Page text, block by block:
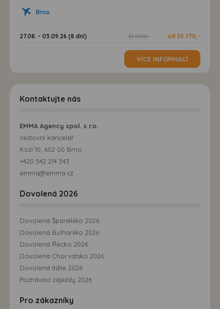
Brno
27.08. - 03.09.26 (8 dní) 31 990,- od 25 770,-
VÍCE INFORMACÍ
Kontaktujte nás
EMMA Agency spol. s r.o.
cestovní kancelář
Kozí 10, 602 00 Brno
+420 542 214 343
emma@emma.cz
Dovolená 2026
Dovolená Španělsko 2026
Dovolená Bulharsko 2026
Dovolená Řecko 2026
Dovolená Chorvatsko 2026
Dovolená Itálie 2026
Poznávací zájezdy 2026
Pro zákazníky
možná bezprostřední identifikace uživatele. Bez vyjádření
přizpůsobených Vašim zájmům.